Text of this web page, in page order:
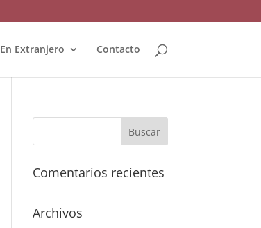
En Extranjero Contacto
Comentarios recientes
Archivos